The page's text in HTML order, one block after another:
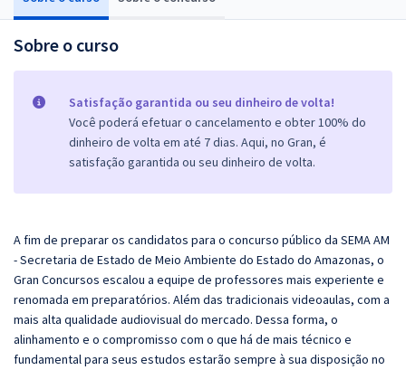
Sobre o curso
Satisfação garantida ou seu dinheiro de volta!
Você poderá efetuar o cancelamento e obter 100% do
dinheiro de volta em até 7 dias. Aqui, no Gran, é
satisfação garantida ou seu dinheiro de volta.
A fim de preparar os candidatos para o concurso público da SEMA AM
- Secretaria de Estado de Meio Ambiente do Estado do Amazonas, o
Gran Concursos escalou a equipe de professores mais experiente e
renomada em preparatórios. Além das tradicionais videoaulas, com a
mais alta qualidade audiovisual do mercado. Dessa forma, o
alinhamento e o compromisso com o que há de mais técnico e
fundamental para seus estudos estarão sempre à sua disposição no